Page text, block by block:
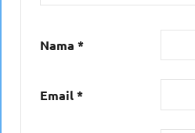
Nama *
Email*